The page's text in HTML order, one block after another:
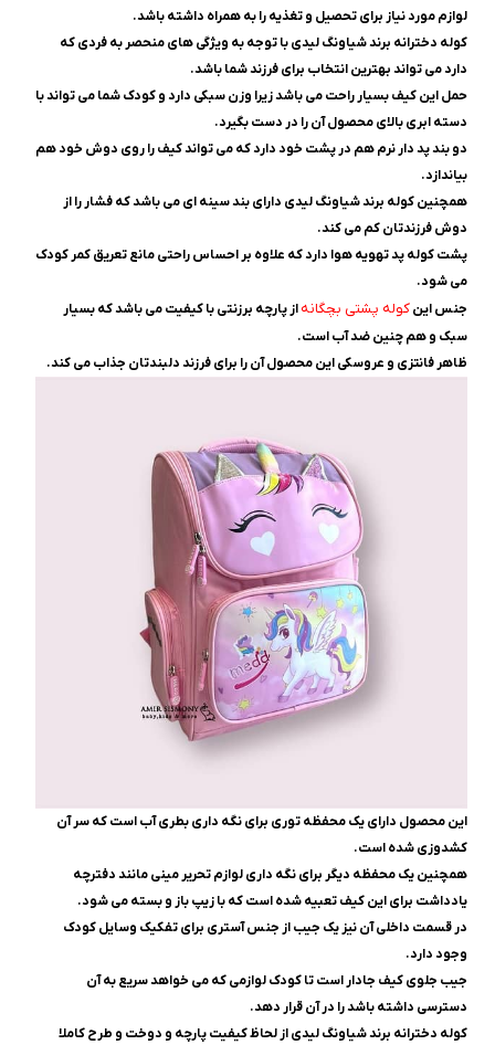
لوازم مورد نیاز برای تحصیل و تغذیه را به همراه داشته باشد.
کوله دخترانه برند شیاونگ لیدی با توجه به ویژگی های منحصر به فردی که
دارد می تواند بهترین انتخاب برای فرزند شما باشد.
حمل این کیف بسیار راحت می باشد زیرا وزن سبکی دارد و کودک شما می تواند با
دسته ابری بالای محصول آن را در دست بگیرد.
دو بند پد دار نرم هم در پشت خود دارد که می تواند کیف را روی دوش خود هم
بیاندازد.
همچنین کوله برند شیاونگ لیدی دارای بند سینه ای می باشد که فشار را از
دوش فرزندتان کم می کند.
پشت کوله پد تهویه هوا دارد که علاوه بر احساس راحتی مانع تعریق کمر کودک
می شود.
جنس اینکوله پشتی بچگانهاز پارچه برزنتی با کیفیت می باشد که بسیار
سبک و هم چنین ضد آب است.
ظاهر فانتزی و عروسکی این محصول آن را برای فرزند دلبندتان جذاب می کند.
این محصول دارای یک محفظه توری برای نگه داری بطری آب است که سر آن
کشدوزی شده است.
همچنین یک محفظه دیگر برای نگه داری لوازم تحریر مینی مانند دفترچه
یادداشت برای این کیف تعبیه شده است که با زیپ باز و بسته می شود.
در قسمت داخلی آن نیز یک جیب از جنس آستری برای تفکیک وسایل کودک
وجود دارد.
جیب جلوی کیف جادار است تا کودک لوازمی که می خواهد سریع به آن
دسترسی داشته باشد را در آن قرار دهد.
کوله دخترانه برند شیاونگ لیدی از لحاظ کیفیت پارچه و دوخت و طرح کاملا